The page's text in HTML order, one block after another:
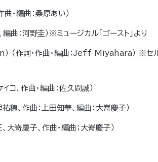
・編曲：桑原あい）
：河野圭）※ミュージカル「ゴースト」より
作詞・作曲・編曲：Jeff Miyahara） ※セ
、作曲・編曲：佐久間誠）
、作曲：上田知華、編曲：大嵜慶子）
嵜慶子、作曲・編曲；大嵜慶子）